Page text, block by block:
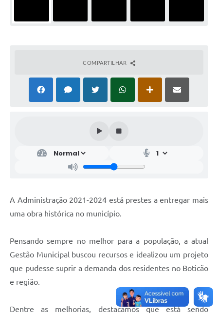
COMPARTILHAR
A Administração 2021-2024 está prestes a entregar mais
uma obra histórica no município.
Pensando sempre no melhor para a população, a atual
Gestão Municipal buscou recursos e idealizou um projeto
que pudesse suprir a demanda dos residentes no Boticão
e região.
Dentre as melhorias, destacamos que está sendo